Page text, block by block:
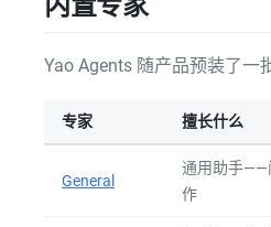
Yao Agents 随产品预装了一
专家 擅长什么
General
通用助手——
作